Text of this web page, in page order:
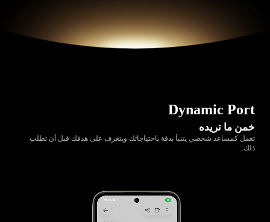
Dynamic Port
خمن ما تريده
تعمل كمساعد شخصي يتنبأ بدقة باحتياجاتك ويتعرف على هدفك قبل أن تطلب
ذلك.